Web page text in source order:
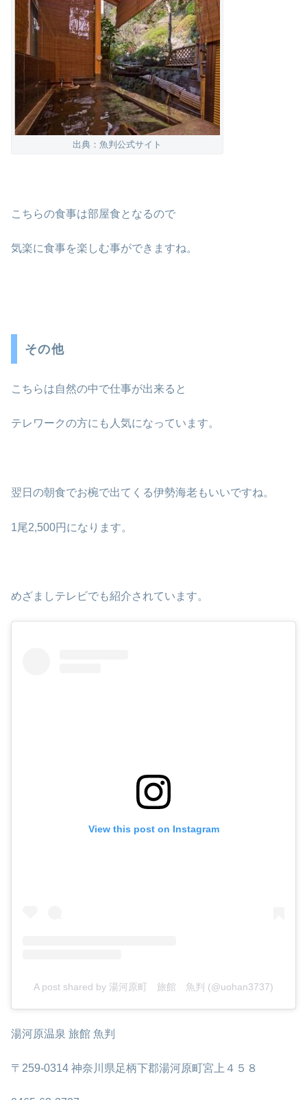
出典：魚判公式サイト
こちらの食事は部屋食となるので
気楽に食事を楽しむ事ができますね。
その他
こちらは自然の中で仕事が出来ると
テレワークの方にも人気になっています。
翌日の朝食でお椀で出てくる伊勢海老もいいですね。
1尾2,500円になります。
めざましテレビでも紹介されています。
View this post on Instagram
A post shared by 湯河原町 旅館 魚判 (@uohan3737)
湯河原温泉 旅館 魚判
〒259-0314 神奈川県足柄下郡湯河原町宮上４５８